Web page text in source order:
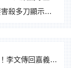
刀顯示怨恨深
扎根點亮KANO精神